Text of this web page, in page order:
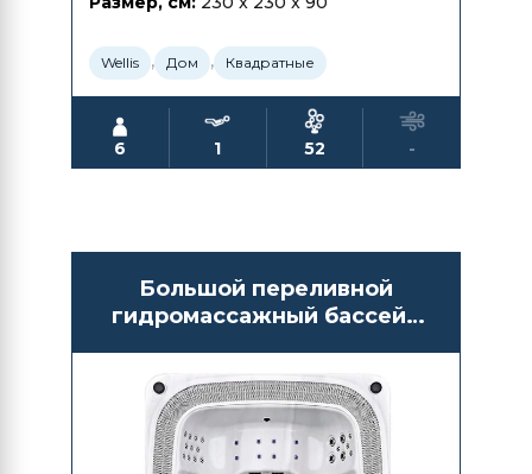
Wellis , Дом , Квадратные
6 1 52 -
Большой переливной
гидромассажный бассейн